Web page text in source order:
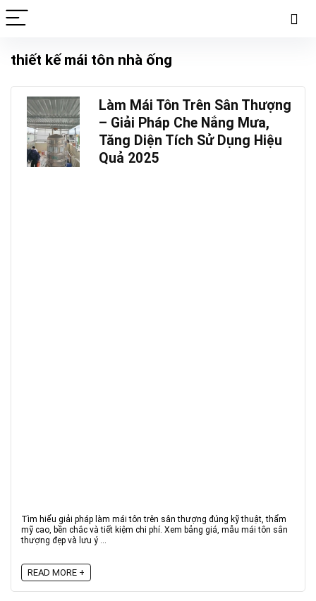
thiết kế mái tôn nhà ống
Làm Mái Tôn Trên Sân Thượng
– Giải Pháp Che Nắng Mưa,
Tăng Diện Tích Sử Dụng Hiệu
Quả 2025
Tìm hiểu giải pháp làm mái tôn trên sân thượng đúng kỹ thuật, thẩm
mỹ cao, bền chắc và tiết kiệm chi phí. Xem bảng giá, mẫu mái tôn sân
thượng đẹp và lưu ý ...
READ MORE +